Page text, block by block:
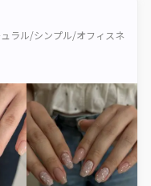
ラル/シンプル/オフィスネ